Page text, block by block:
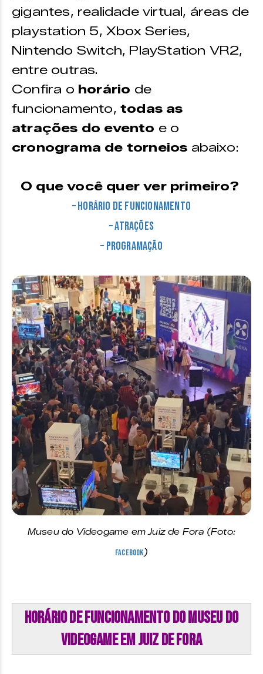
gigantes, realidade virtual, áreas de
playstation 5, Xbox Series,
Nintendo Switch, PlayStation VR2,
entre outras.
Confira o horário de
funcionamento, todas as
atrações do evento e o
cronograma de torneios abaixo:
O que você quer ver primeiro?
– Horário de funcionamento
– Atrações
– Programação
Museu do Videogame em Juiz de Fora (Foto:
Facebook)
Horário de Funcionamento do Museu do
Videogame em Juiz de Fora